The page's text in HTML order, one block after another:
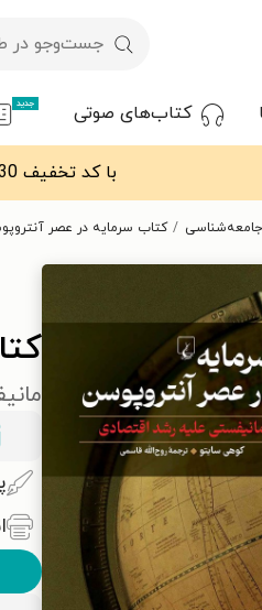
کتاب‌های صوتی جدید
با کد تخفیف OFF30 اولین کتاب الکترونیکی یا صوتی‌ات را با ۳۰٪ تخفیف از طاقچه دریافت کن.
جامعه‌شناسی کتاب سرمایه در عصر